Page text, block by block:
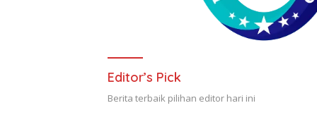
Editor’s Pick
Berita terbaik pilihan editor hari ini